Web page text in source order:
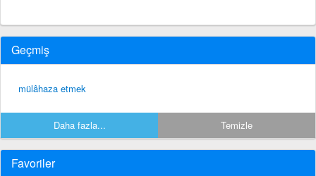
Geçmiş
mülâhaza etmek
Daha fazla... Temizle
Favoriler